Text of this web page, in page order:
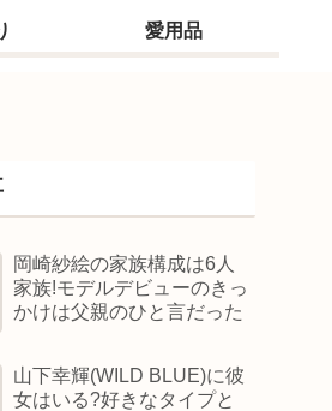
愛用品
岡崎紗絵の家族構成は6人
家族!モデルデビューのきっ
かけは父親のひと言だった
山下幸輝(WILD BLUE)に彼
女はいる?好きなタイプと